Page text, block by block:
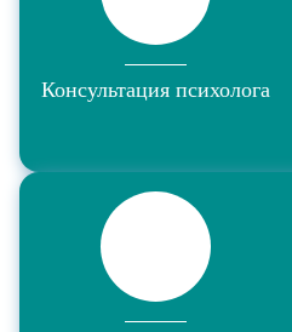
Консультация психолога